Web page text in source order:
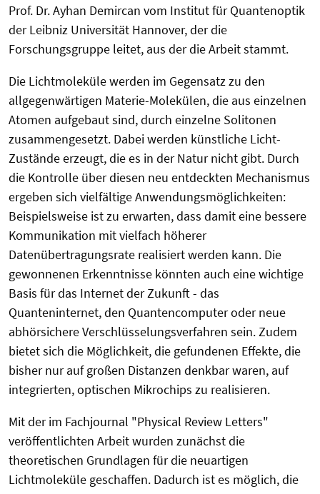
Prof. Dr. Ayhan Demircan vom Institut für Quantenoptik
der Leibniz Universität Hannover, der die
Forschungsgruppe leitet, aus der die Arbeit stammt.
Die Lichtmoleküle werden im Gegensatz zu den
allgegenwärtigen Materie-Molekülen, die aus einzelnen
Atomen aufgebaut sind, durch einzelne Solitonen
zusammengesetzt. Dabei werden künstliche Licht-
Zustände erzeugt, die es in der Natur nicht gibt. Durch
die Kontrolle über diesen neu entdeckten Mechanismus
ergeben sich vielfältige Anwendungsmöglichkeiten:
Beispielsweise ist zu erwarten, dass damit eine bessere
Kommunikation mit vielfach höherer
Datenübertragungsrate realisiert werden kann. Die
gewonnenen Erkenntnisse könnten auch eine wichtige
Basis für das Internet der Zukunft - das
Quanteninternet, den Quantencomputer oder neue
abhörsichere Verschlüsselungsverfahren sein. Zudem
bietet sich die Möglichkeit, die gefundenen Effekte, die
bisher nur auf großen Distanzen denkbar waren, auf
integrierten, optischen Mikrochips zu realisieren.
Mit der im Fachjournal "Physical Review Letters"
veröffentlichten Arbeit wurden zunächst die
theoretischen Grundlagen für die neuartigen
Lichtmoleküle geschaffen. Dadurch ist es möglich, die